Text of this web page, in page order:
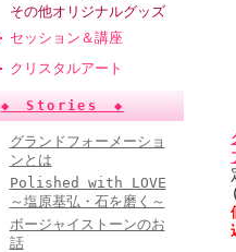
その他オリジナルグッズ
セッション＆講座
クリスタルアート
◆ Stories ◆
グランドフォーメーショ
ンとは
Polished with LOVE
～塩原基弘・石を磨く～
ボージャイストーンのお
話